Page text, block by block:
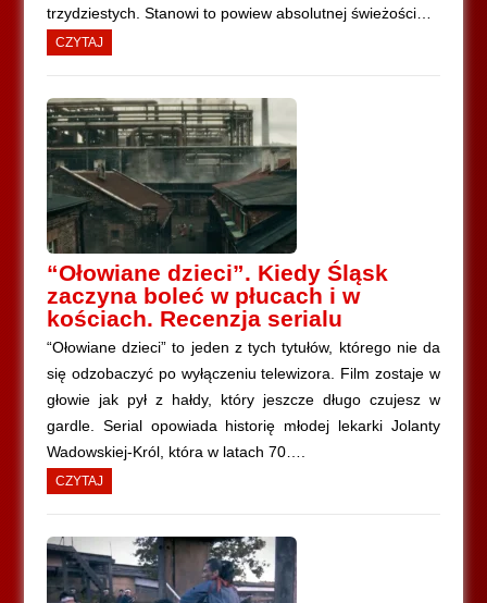
trzydziestych. Stanowi to powiew absolutnej świeżości…
CZYTAJ
“Ołowiane dzieci”. Kiedy Śląsk
zaczyna boleć w płucach i w
kościach. Recenzja serialu
“Ołowiane dzieci” to jeden z tych tytułów, którego nie da
się odzobaczyć po wyłączeniu telewizora. Film zostaje w
głowie jak pył z hałdy, który jeszcze długo czujesz w
gardle. Serial opowiada historię młodej lekarki Jolanty
Wadowskiej‑Król, która w latach 70….
CZYTAJ